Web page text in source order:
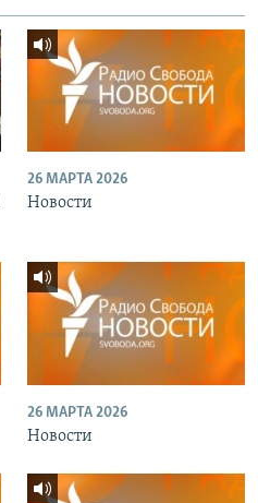
26 МАРТА 2026
Новости
26 МАРТА 2026
Новости